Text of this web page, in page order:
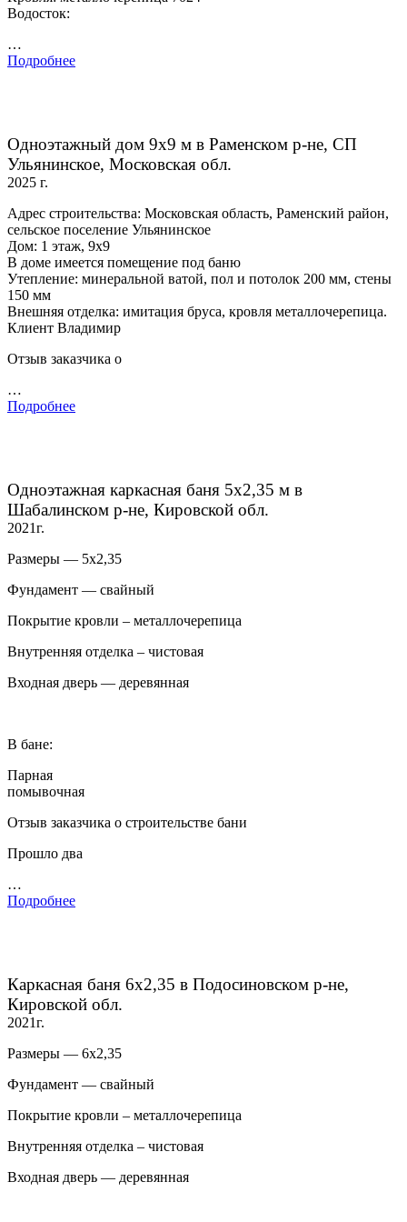
Водосток:
…
Подробнее
Одноэтажный дом 9х9 м в Раменском р-не, СП
Ульянинское, Московская обл.
2025 г.
Адрес строительства: Московская область, Раменский район,
сельское поселение Ульянинское
Дом: 1 этаж, 9х9
В доме имеется помещение под баню
Утепление: минеральной ватой, пол и потолок 200 мм, стены
150 мм
Внешняя отделка: имитация бруса, кровля металлочерепица.
Клиент Владимир
Отзыв заказчика о
…
Подробнее
Одноэтажная каркасная баня 5х2,35 м в
Шабалинском р-не, Кировской обл.
2021г.
Размеры — 5х2,35
Фундамент — свайный
Покрытие кровли – металлочерепица
Внутренняя отделка – чистовая
Входная дверь — деревянная
В бане:
Парная
помывочная
Отзыв заказчика о строительстве бани
Прошло два
…
Подробнее
Каркасная баня 6х2,35 в Подосиновском р-не,
Кировской обл.
2021г.
Размеры — 6х2,35
Фундамент — свайный
Покрытие кровли – металлочерепица
Внутренняя отделка – чистовая
Входная дверь — деревянная